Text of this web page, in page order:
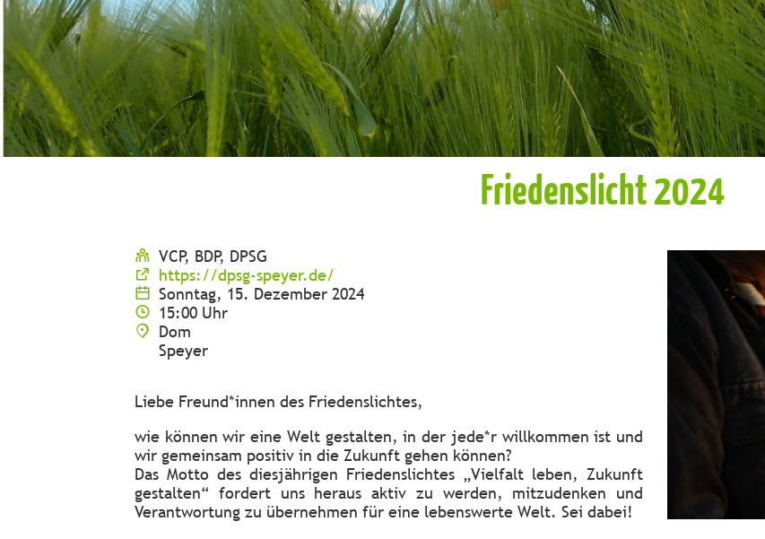
Friedenslicht 2024
VCP, BDP, DPSG
https://dpsg-speyer.de/
Sonntag, 15. Dezember 2024
15:00 Uhr
Dom
Speyer
Liebe Freund*innen des Friedenslichtes,
wie können wir eine Welt gestalten, in der jede*r willkommen ist und
wir gemeinsam positiv in die Zukunft gehen können?
Das Motto des diesjährigen Friedenslichtes „Vielfalt leben, Zukunft
gestalten“ fordert uns heraus aktiv zu werden, mitzudenken und
Verantwortung zu übernehmen für eine lebenswerte Welt. Sei dabei!